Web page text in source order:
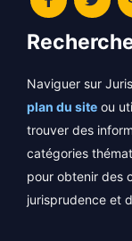
Naviguer sur
plan du site ou
trouver des
catégories
pour obtenir des
jurisprudence et